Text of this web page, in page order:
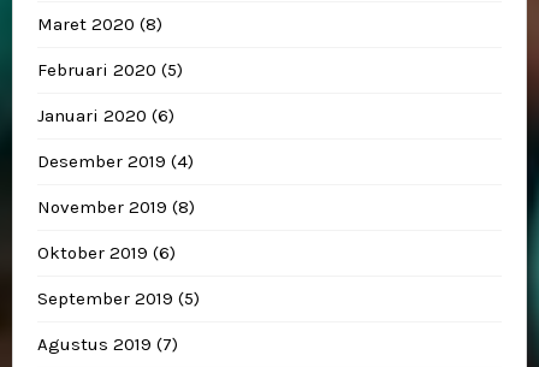
Maret 2020 (8)
Februari 2020 (5)
Januari 2020 (6)
Desember 2019 (4)
November 2019 (8)
Oktober 2019 (6)
September 2019 (5)
Agustus 2019 (7)